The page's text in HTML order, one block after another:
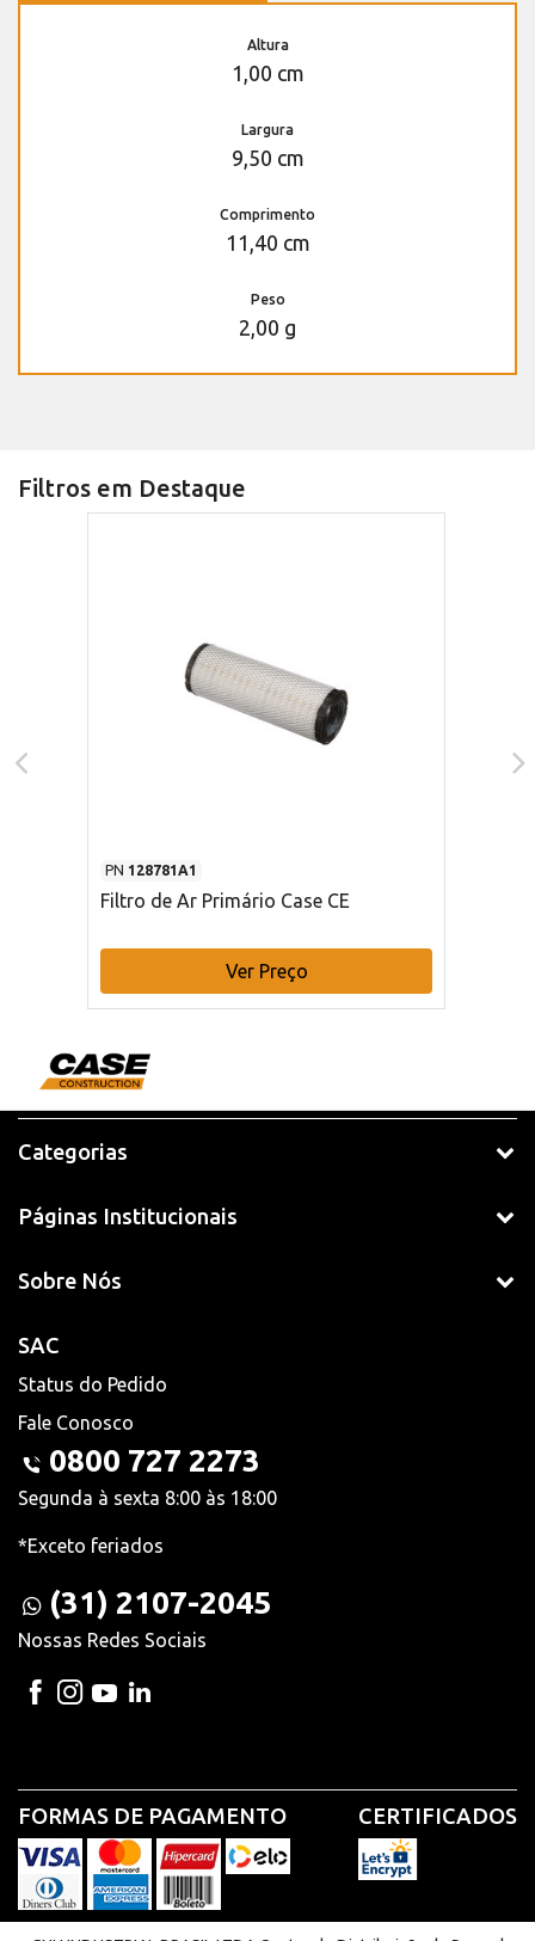
Altura
1,00 cm
Largura
9,50 cm
Comprimento
11,40 cm
Peso
2,00 g
Filtros em Destaque
PN 128781A1
Filtro de Ar Primário Case CE
Ver Preço
Categorias
Páginas Institucionais
Sobre Nós
SAC
Status do Pedido
Fale Conosco
0800 727 2273
Segunda à sexta 8:00 às 18:00
*Exceto feriados
(31) 2107-2045
Nossas Redes Sociais
FORMAS DE PAGAMENTO CERTIFICADOS